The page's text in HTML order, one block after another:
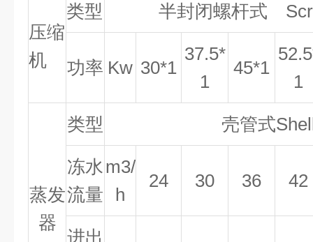
压缩
机
类型 半封闭螺杆式
功率 Kw 30*1
37.5*
1
45*1
1
蒸发
器
类型 壳管式
冻水
流量
m3/
h
24 30 36 42
进出